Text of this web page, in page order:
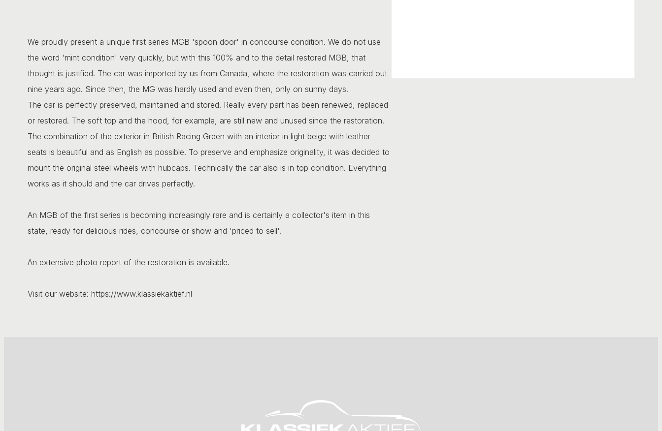
We proudly present a unique first series MGB 'spoon door' in concourse condition. We do not use
the word 'mint condition' very quickly, but with this 100% and to the detail restored MGB, that
thought is justified. The car was imported by us from Canada, where the restoration was carried out
nine years ago. Since then, the MG was hardly used and even then, only on sunny days.
The car is perfectly preserved, maintained and stored. Really every part has been renewed, replaced
or restored. The soft top and the hood, for example, are still new and unused since the restoration.
The combination of the exterior in British Racing Green with an interior in light beige with leather
seats is beautiful and as English as possible. To preserve and emphasize originality, it was decided to
mount the original steel wheels with hubcaps. Technically the car also is in top condition. Everything
works as it should and the car drives perfectly.
An MGB of the first series is becoming increasingly rare and is certainly a collector's item in this
state, ready for delicious rides, concourse or show and 'priced to sell'.
An extensive photo report of the restoration is available.
Visit our website: https://www.klassiekaktief.nl